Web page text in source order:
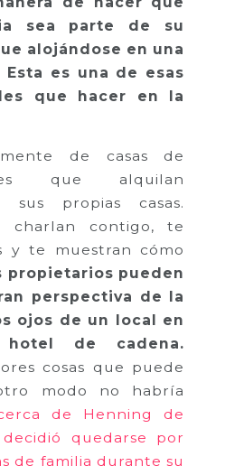
sea parte de su
alojándose en una
es una de esas
que hacer en la
de casas de
que alquilan
sus propias casas.
charlan contigo, te
y te muestran cómo
propietarios pueden
perspectiva de la
ojos de un local en
de cadena.
cosas que puede
modo no habría
de Henning de
quedarse por
de familia durante su